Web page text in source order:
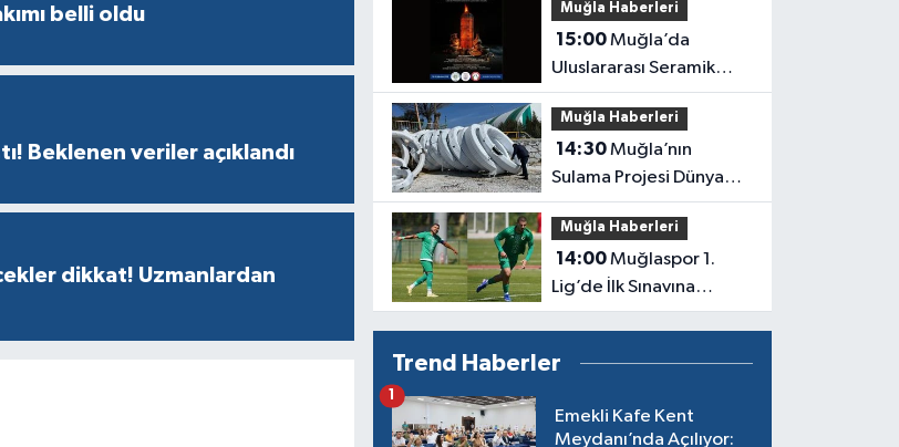
belli oldu
Beklenen veriler açıklandı
dikkat! Uzmanlardan
Çıktı
Muğla Haberleri
15:00Muğla’da
Uluslararası Seramik
Buluşması
Muğla Haberleri
14:30Muğla’nın
Sulama Projesi Dünya
Finalinde
Muğla Haberleri
14:00Muğlaspor 1.
Lig’de İlk Sınavına
Çıkıyor
Trend Haberler
Emekli Kafe Kent
Meydanı’nda Açılıyor:
1